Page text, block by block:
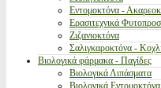
Εντομοκτόνα -
Ερασιτεχνικά
Ζιζανιοκτόνα
Σαλιγκαροκτόνα -
Βιολογικά φάρμακα - Παγίδες
Βιολογικά Λιπάσματα
Βιολογικά